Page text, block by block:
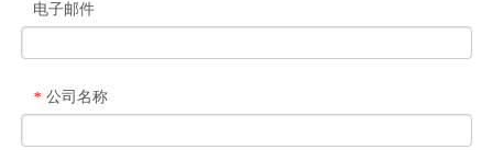
电子邮件
* 公司名称